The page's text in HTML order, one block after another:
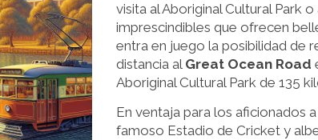
visita al Aboriginal Cultural Park
imprescindibles que ofrecen
entra en juego la posibilidad de
distancia al Great Ocean Road
Aboriginal Cultural Park de 135
En ventaja para los aficionados
famoso Estadio de Cricket y